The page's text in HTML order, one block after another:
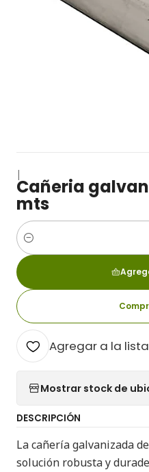
|
Cañeria
mts
Cantidad
Agregar a la
Mostrar stock de
DESCRIPCIÓN
La cañería galvanizada
solución robusta y